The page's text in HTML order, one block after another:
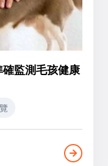
監測毛孩健康